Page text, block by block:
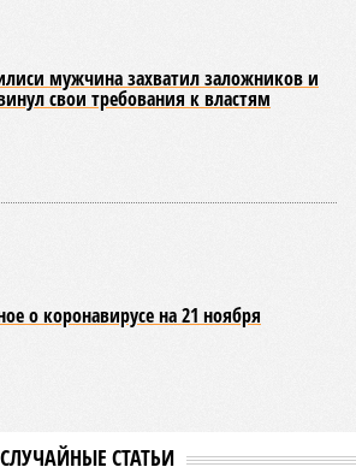
мужчина захватил заложников и
свои требования к властям
о коронавирусе на 21 ноября
СЛУЧАЙНЫЕ СТАТЬИ